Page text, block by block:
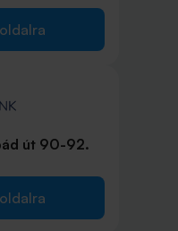
út 90-92.